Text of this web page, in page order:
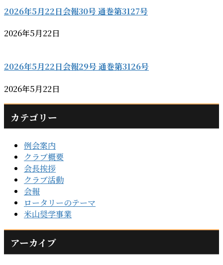
2026年5月22日会報30号 通巻第3127号
2026年5月22日
2026年5月22日会報29号 通巻第3126号
2026年5月22日
カテゴリー
例会案内
クラブ概要
会長挨拶
クラブ活動
会報
ロータリーのテーマ
米山奨学事業
アーカイブ